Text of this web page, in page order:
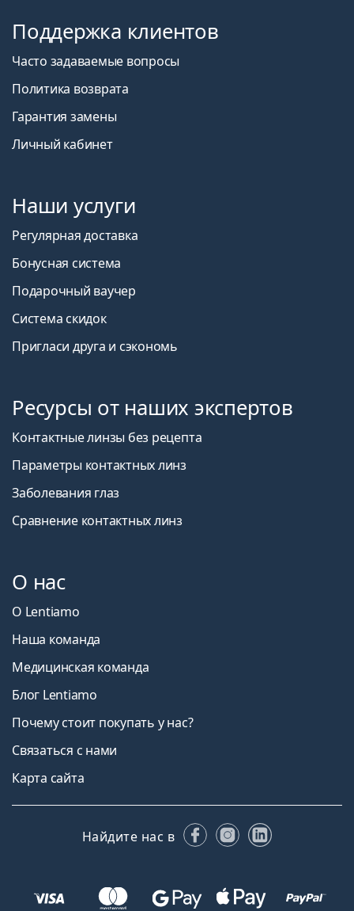
Поддержка клиентов
Часто задаваемые вопросы
Политика возврата
Гарантия замены
Личный кабинет
Наши услуги
Регулярная доставка
Бонусная система
Подарочный ваучер
Система скидок
Пригласи друга и сэкономь
Ресурсы от наших экспертов
Контактные линзы без рецепта
Параметры контактных линз
Заболевания глаз
Сравнение контактных линз
О нас
О Lentiamo
Наша команда
Медицинская команда
Блог Lentiamo
Почему стоит покупать у нас?
Связаться с нами
Карта сайта
Найдите нас в FacebookInstagram
LinkedIn